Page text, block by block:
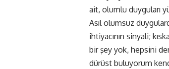
ait, olumlu duyguları
Asıl olumsuz
ihtiyacının sinyali;
bir şey yok, hepsini
dürüst buluyorum